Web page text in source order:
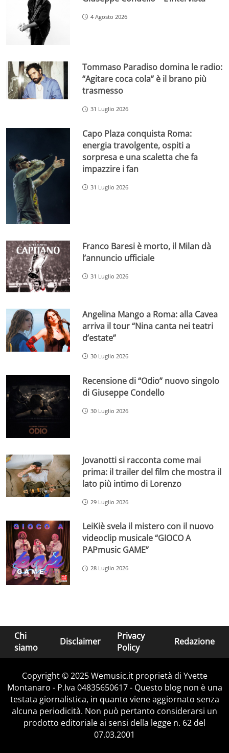
4 Agosto 2026
Tommaso Paradiso domina le radio:
“Agitare coca cola” è il brano più
trasmesso
31 Luglio 2026
Capo Plaza conquista Roma:
energia travolgente, ospiti a
sorpresa e una scaletta che fa
impazzire i fan
31 Luglio 2026
Franco Baresi è morto, il Milan dà
l’annuncio ufficiale
31 Luglio 2026
Angelina Mango a Roma: alla Cavea
arriva il tour “Nina canta nei teatri
d’estate”
30 Luglio 2026
Recensione di “Odio” nuovo singolo
di Giuseppe Condello
30 Luglio 2026
Jovanotti si racconta come mai
prima: il trailer del film che mostra il
lato più intimo di Lorenzo
29 Luglio 2026
LeiKiè svela il mistero con il nuovo
videoclip musicale “GIOCO A
PAPmusic GAME”
28 Luglio 2026
Chi
siamo
Disclaimer
Privacy
Policy
Redazione
Copyright © 2025 Wemusic.it proprietà di Yvette
Montanaro - P.Iva 04835650617 - Questo blog non è una
testata giornalistica, in quanto viene aggiornato senza
alcuna periodicità. Non può pertanto considerarsi un
prodotto editoriale ai sensi della legge n. 62 del
07.03.2001